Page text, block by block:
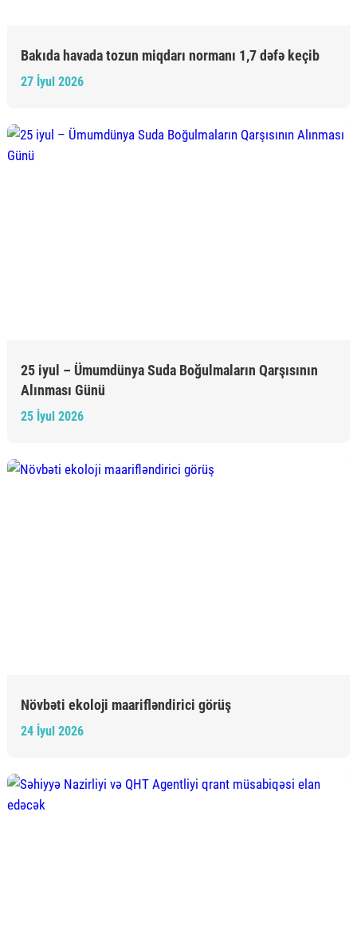
Bakıda havada tozun miqdarı normanı 1,7 dəfə keçib
27 İyul 2026
25 iyul – Ümumdünya Suda Boğulmaların Qarşısının
Alınması Günü
25 İyul 2026
Növbəti ekoloji maarifləndirici görüş
24 İyul 2026